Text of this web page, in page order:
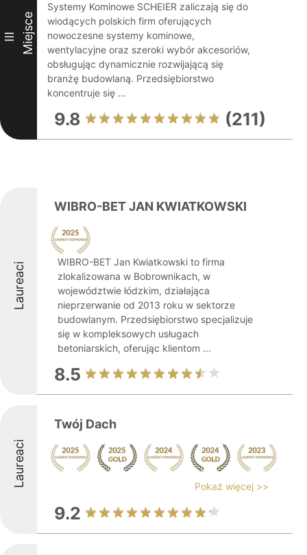
III Miejsce
Systemy Kominowe SCHEIER zaliczają się do
wiodących polskich firm oferujących
nowoczesne systemy kominowe,
wentylacyjne oraz szeroki wybór akcesoriów,
obsługując dynamicznie rozwijającą się
branżę budowlaną. Przedsiębiorstwo
koncentruje się ...
9.8 (211)
Laureaci
WIBRO-BET JAN KWIATKOWSKI
WIBRO-BET Jan Kwiatkowski to firma
zlokalizowana w Bobrownikach, w
województwie łódzkim, działająca
nieprzerwanie od 2013 roku w sektorze
budowlanym. Przedsiębiorstwo specjalizuje
się w kompleksowych usługach
betoniarskich, oferując klientom ...
8.5
Laureaci
Twój Dach
Pokaż więcej >>
9.2